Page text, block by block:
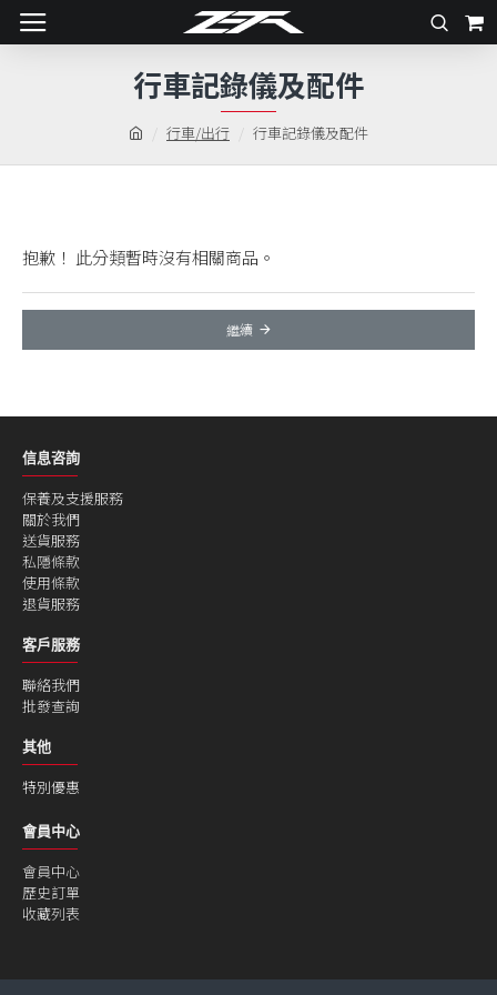
行車/出行 行車記錄儀及配件
行車記錄儀及配件
抱歉！ 此分類暫時沒有相關商品。
繼續
信息咨詢
保養及支援服務
關於我們
送貨服務
私隱條款
使用條款
退貨服務
客戶服務
聯絡我們
批發查詢
其他
特別優惠
會員中心
會員中心
歷史訂單
收藏列表